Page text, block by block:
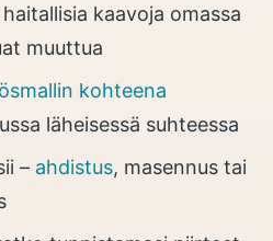
kaavoja omassa
muuttua
kohteena
läheisessä suhteessa
– ahdistus, masennus tai